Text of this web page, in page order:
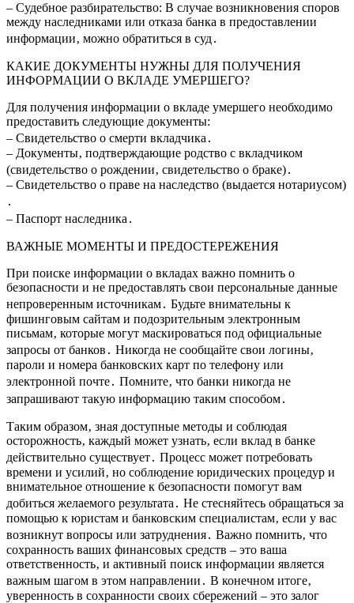
– Судебное разбирательство: В случае возникновения споров
между наследниками или отказа банка в предоставлении
информации‚ можно обратиться в суд․
КАКИЕ ДОКУМЕНТЫ НУЖНЫ ДЛЯ ПОЛУЧЕНИЯ
ИНФОРМАЦИИ О ВКЛАДЕ УМЕРШЕГО?
Для получения информации о вкладе умершего необходимо
предоставить следующие документы:
– Свидетельство о смерти вкладчика․
– Документы‚ подтверждающие родство с вкладчиком
(свидетельство о рождении‚ свидетельство о браке)․
– Свидетельство о праве на наследство (выдается нотариусом)
․
– Паспорт наследника․
ВАЖНЫЕ МОМЕНТЫ И ПРЕДОСТЕРЕЖЕНИЯ
При поиске информации о вкладах важно помнить о
безопасности и не предоставлять свои персональные данные
непроверенным источникам․ Будьте внимательны к
фишинговым сайтам и подозрительным электронным
письмам‚ которые могут маскироваться под официальные
запросы от банков․ Никогда не сообщайте свои логины‚
пароли и номера банковских карт по телефону или
электронной почте․ Помните‚ что банки никогда не
запрашивают такую информацию таким способом․
Таким образом‚ зная доступные методы и соблюдая
осторожность‚ каждый может узнать‚ если вклад в банке
действительно существует․ Процесс может потребовать
времени и усилий‚ но соблюдение юридических процедур и
внимательное отношение к безопасности помогут вам
добиться желаемого результата․ Не стесняйтесь обращаться за
помощью к юристам и банковским специалистам‚ если у вас
возникнут вопросы или затруднения․ Важно помнить‚ что
сохранность ваших финансовых средств – это ваша
ответственность‚ и активный поиск информации является
важным шагом в этом направлении․ В конечном итоге‚
уверенность в сохранности своих сбережений – это залог